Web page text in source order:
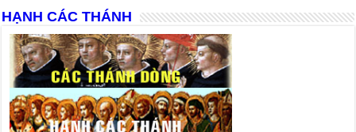
HẠNH CÁC THÁNH